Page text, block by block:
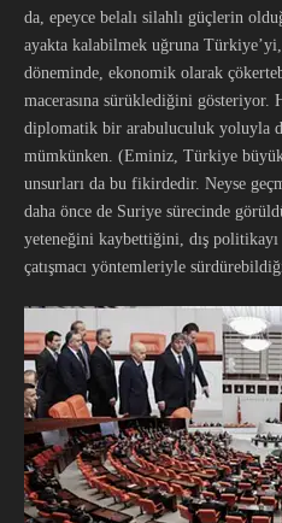
da, epeyce belalı silahlı güçlerin
ayakta kalabilmek uğruna
döneminde, ekonomik olarak
macerasına sürüklediğini gösteriyor.
diplomatik bir arabuluculuk yoluyla
mümkünken. (Eminiz, Türkiye
unsurları da bu fikirdedir. Neyse
daha önce de Suriye sürecinde
yeteneğini kaybettiğini, dış
çatışmacı yöntemleriyle